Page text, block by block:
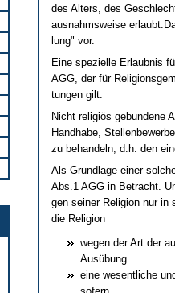
des Al­ters, des
aus­nahms­wei­se
lung" vor.
Ei­ne spe­zi­el­le Er­laub­nis
AGG, der für
tun­gen gilt.
Nicht re­li­giös ge­bun­de­ne
Hand­ha­be,
zu be­han­deln, d.h. den
Als Grund­la­ge ei­ner
Abs.1 AGG in Be­tracht.
gen sei­ner Re­li­gi­on nur in
die Re­li­gi­on
we­gen der Art der
Ausübung
ei­ne we­sent­li­che